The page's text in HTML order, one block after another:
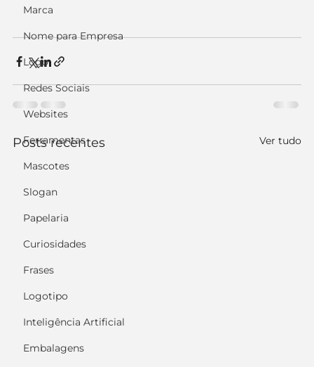
Marca
Nome para Empresa
Logo
Redes Sociais
Websites
Ferramentas
Mascotes
Slogan
Papelaria
Curiosidades
Frases
Logotipo
Inteligência Artificial
Embalagens
Posts recentes Ver tudo